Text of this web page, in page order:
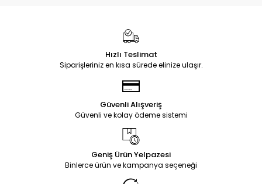
Hızlı Teslimat
Siparişleriniz en kısa sürede elinize ulaşır.
Güvenli Alışveriş
Güvenli ve kolay ödeme sistemi
Geniş Ürün Yelpazesi
Binlerce ürün ve kampanya seçeneği